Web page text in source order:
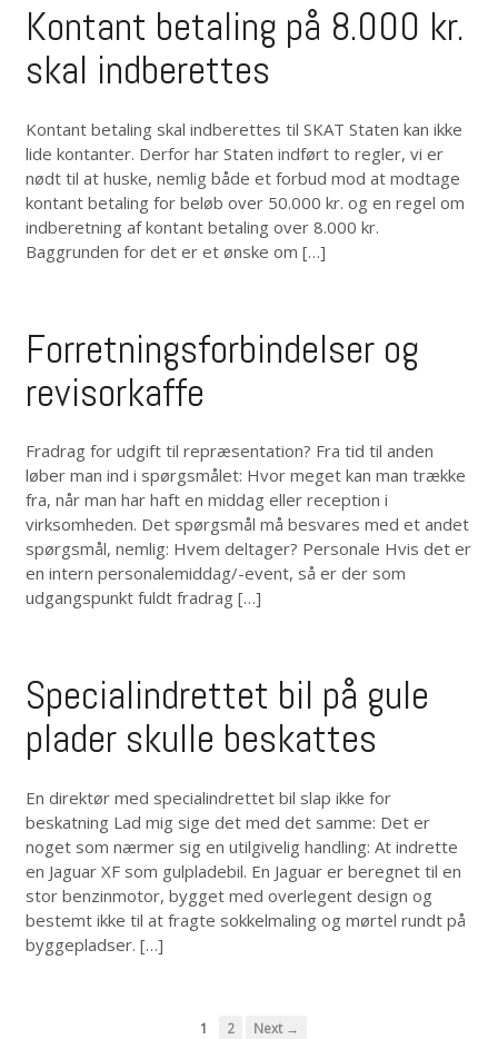
Kontant betaling på 8.000 kr.
skal indberettes
Kontant betaling skal indberettes til SKAT Staten kan ikke
lide kontanter. Derfor har Staten indført to regler, vi er
nødt til at huske, nemlig både et forbud mod at modtage
kontant betaling for beløb over 50.000 kr. og en regel om
indberetning af kontant betaling over 8.000 kr.
Baggrunden for det er et ønske om […]
Forretningsforbindelser og
revisorkaffe
Fradrag for udgift til repræsentation? Fra tid til anden
løber man ind i spørgsmålet: Hvor meget kan man trække
fra, når man har haft en middag eller reception i
virksomheden. Det spørgsmål må besvares med et andet
spørgsmål, nemlig: Hvem deltager? Personale Hvis det er
en intern personalemiddag/-event, så er der som
udgangspunkt fuldt fradrag […]
Specialindrettet bil på gule
plader skulle beskattes
En direktør med specialindrettet bil slap ikke for
beskatning Lad mig sige det med det samme: Det er
noget som nærmer sig en utilgivelig handling: At indrette
en Jaguar XF som gulpladebil. En Jaguar er beregnet til en
stor benzinmotor, bygget med overlegent design og
bestemt ikke til at fragte sokkelmaling og mørtel rundt på
byggepladser. […]
1 2 Next →